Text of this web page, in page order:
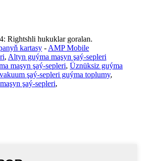
Rightshli hukuklar goralan.
kartasy - AMP Mobile
, Altyn guýma maşyn şaý-sepleri
maşyn şaý-sepleri, Üznüksiz guýma
şaý-sepleri guýma toplumy,
şaý-sepleri,